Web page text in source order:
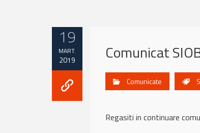
19
MART.
2019 Comunicat
Comunicate
Regasiti in continuare